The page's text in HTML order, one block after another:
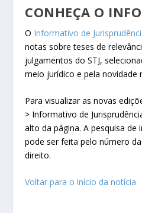
CONHEÇA O
O Informativo de
notas sobre teses de
julgamentos do STJ,
meio jurídico e pela novidade
Para visualizar as novas
> Informativo de
alto da página. A pesquisa
pode ser feita pelo número
direito.
Voltar para o início da notícia